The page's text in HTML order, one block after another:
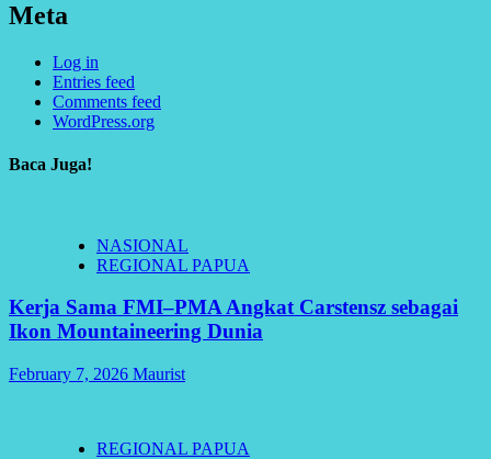
Meta
Log in
Entries feed
Comments feed
WordPress.org
Baca Juga!
NASIONAL
REGIONAL PAPUA
Kerja Sama FMI–PMA Angkat Carstensz sebagai
Ikon Mountaineering Dunia
February 7, 2026 Maurist
REGIONAL PAPUA